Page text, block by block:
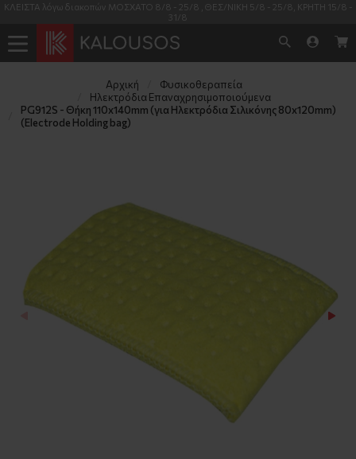
ΚΛΕΙΣΤΑ λόγω διακοπών ΜΟΣΧΑΤΟ 8/8 - 25/8 , ΘΕΣ/ΝΙΚΗ 5/8 - 25/8, ΚΡΗΤΗ 15/8 -
31/8
Αρχική
Φυσικοθεραπεία
Ηλεκτρόδια Επαναχρησιμοποιούμενα
PG912S - Θήκη 110x140mm (για Ηλεκτρόδια Σιλικόνης 80x120mm)
(Electrode Holding bag)